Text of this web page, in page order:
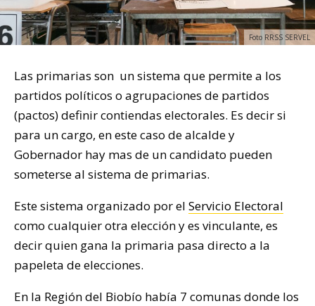
Foto RRSS SERVEL
Las primarias son un sistema que permite a los
partidos políticos o agrupaciones de partidos
(pactos) definir contiendas electorales. Es decir si
para un cargo, en este caso de alcalde y
Gobernador hay mas de un candidato pueden
someterse al sistema de primarias.
Este sistema organizado por el Servicio Electoral
como cualquier otra elección y es vinculante, es
decir quien gana la primaria pasa directo a la
papeleta de elecciones.
En la Región del Biobío había 7 comunas donde los